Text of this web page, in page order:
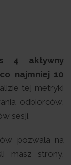
4 aktywny
najmniej 10
tej metryki
odbiorców,
sesji.
pozwala na
masz strony,